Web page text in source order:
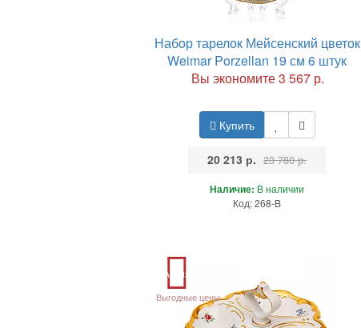
Набор тарелок Мейсенский цветок
Weimar Porzellan 19 см 6 штук
Вы экономите 3 567 р.
Купить
20 213 р. 23 780 р.
Наличие: В наличии
Код: 268-B
Акция
Выгодные цены